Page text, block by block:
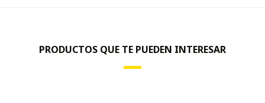
PRODUCTOS QUE TE PUEDEN INTERESAR